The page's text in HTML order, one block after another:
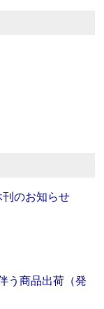
のお知らせ
う商品出荷（発